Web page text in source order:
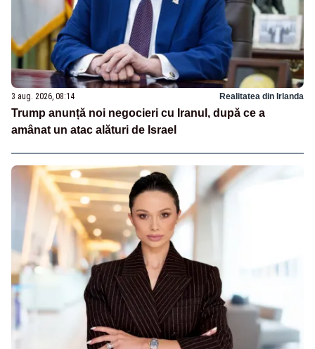
3 aug. 2026, 08:14 Realitatea din Irlanda
Trump anunță noi negocieri cu Iranul, după ce a
amânat un atac alături de Israel